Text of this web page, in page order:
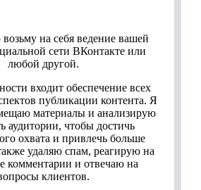
на себя ведение вашей
сети ВКонтакте или
любой другой.
входит обеспечение всех
публикации контента. Я
материалы и анализирую
аудитории, чтобы достичь
охвата и привлечь больше
удаляю спам, реагирую на
комментарии и отвечаю на
клиентов.